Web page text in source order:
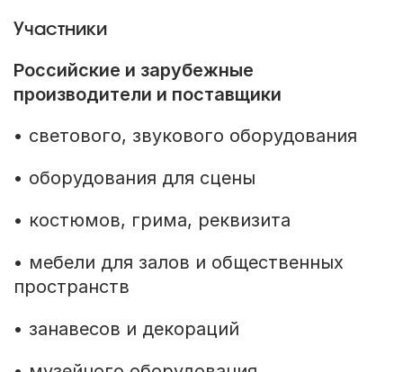
Участники
Российские и зарубежные
производители и поставщики
• светового, звукового оборудования
• оборудования для сцены
• костюмов, грима, реквизита
• мебели для залов и общественных
пространств
• занавесов и декораций